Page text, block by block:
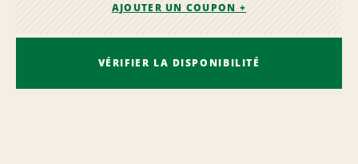
AJOUTER UN COUPON +
VÉRIFIER LA DISPONIBILITÉ